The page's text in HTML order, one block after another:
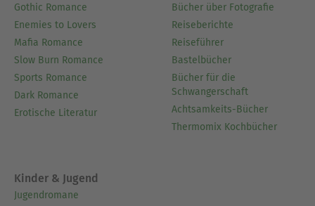
Gothic Romance
Enemies to Lovers
Mafia Romance
Slow Burn Romance
Sports Romance
Dark Romance
Erotische Literatur
Bücher über Fotografie
Reiseberichte
Reiseführer
Bastelbücher
Bücher für die
Schwangerschaft
Achtsamkeits-Bücher
Thermomix Kochbücher
Kinder & Jugend
Jugendromane